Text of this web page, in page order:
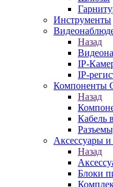
Инструменты
Назад
IP-
IP-
Компоненты
Назад
Кабель
Аксессуары
Назад
Блоки